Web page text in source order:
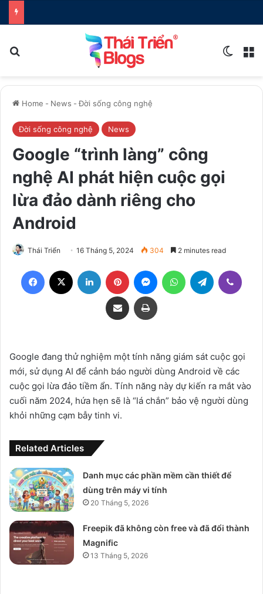
Home - News - Đời sống công nghệ
Đời sống công nghệ News
Google “trình làng” công
nghệ AI phát hiện cuộc gọi
lừa đảo dành riêng cho
Android
Thái Triển 16 Tháng 5, 2024 304 2 minutes read
Facebook LinkedIn Pinterest MessengerWhatsAppTelegram
Share via Email Print
Google đang thử nghiệm một tính năng giám sát cuộc gọi
mới, sử dụng AI để cảnh báo người dùng Android về các
cuộc gọi lừa đảo tiềm ẩn. Tính năng này dự kiến ra mắt vào
cuối năm 2024, hứa hẹn sẽ là “lá chắn” bảo vệ người dùng
khỏi những cạm bẫy tinh vi.
Related Articles
Danh mục các phần mềm cần thiết để
dùng trên máy vi tính
20 Tháng 5, 2026
Freepik đã không còn free và đã đổi thành
Magnific
13 Tháng 5, 2026